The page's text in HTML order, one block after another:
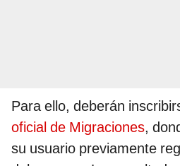
Para ello, deberán
oficial de Migraciones,
su usuario previamente